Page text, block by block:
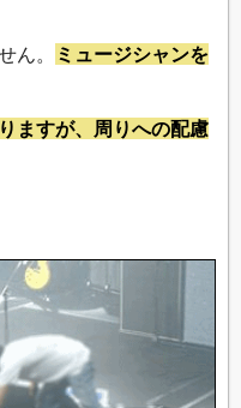
ん。
ミュージシャンを
ますが、周りへの配慮